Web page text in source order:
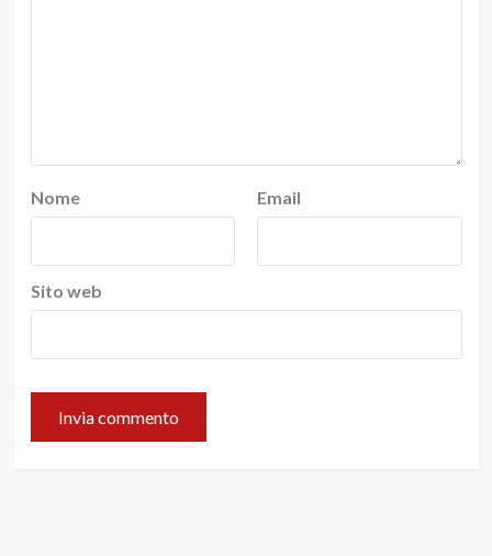
Nome Email
Sito web